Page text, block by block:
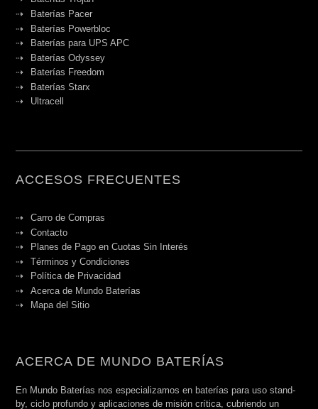
Baterías Pacer
Baterías Powerbloc
Baterías para UPS APC
Baterías Odyssey
Baterías Freedom
Baterías Starx
Ultracell
ACCESOS FRECUENTES
Carro de Compras
Contacto
Planes de Pago en Cuotas Sin Interés
Términos y Condiciones
Política de Privacidad
Acerca de Mundo Baterías
Mapa del Sitio
ACERCA DE MUNDO BATERÍAS
En Mundo Baterías nos especializamos en baterías para uso stand-
by, ciclo profundo y aplicaciones de misión crítica, cubriendo un